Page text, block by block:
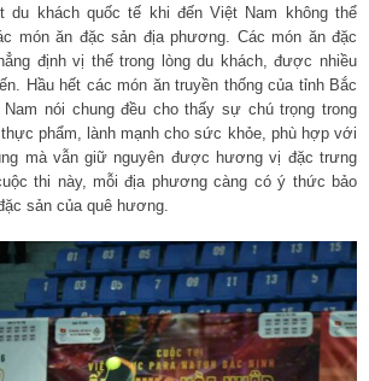
du khách quốc tế khi đến Việt Nam không thể
món ăn đặc sản địa phương. Các món ăn đặc
định vị thế trong lòng du khách, được nhiều
Hầu hết các món ăn truyền thống của tỉnh Bắc
nói chung đều cho thấy sự chú trọng trong
phẩm, lành mạnh cho sức khỏe, phù hợp với
mà vẫn giữ nguyên được hương vị đặc trưng
thi này, mỗi địa phương càng có ý thức bảo
sản của quê hương.